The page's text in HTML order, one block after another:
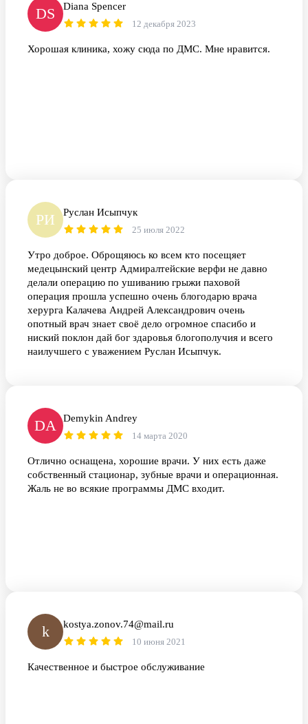
DS Diana Spencer
12 декабря 2023
Хорошая клиника, хожу сюда по ДМС. Мне нравится.
РИ Руслан Исыпчук
25 июля 2022
Утро доброе. Оброщяюсь ко всем кто посещяет
медецынский центр Адмиралтейские верфи не давно
делали операцию по ушиванию грыжи паховой
операция прошла успешно очень блогодарю врача
херурга Калачева Андрей Александрович очень
опотный врач знает своё дело огромное спасибо и
ниский поклон дай бог здаровья блогополучия и всего
наилучшего с уважением Руслан Исыпчук.
DA Demykin Andrey
14 марта 2020
Отлично оснащена, хорошие врачи. У них есть даже
собственный стационар, зубные врачи и операционная.
Жаль не во всякие программы ДМС входит.
k kostya.zonov.74@mail.ru
10 июня 2021
Качественное и быстрое обслуживание